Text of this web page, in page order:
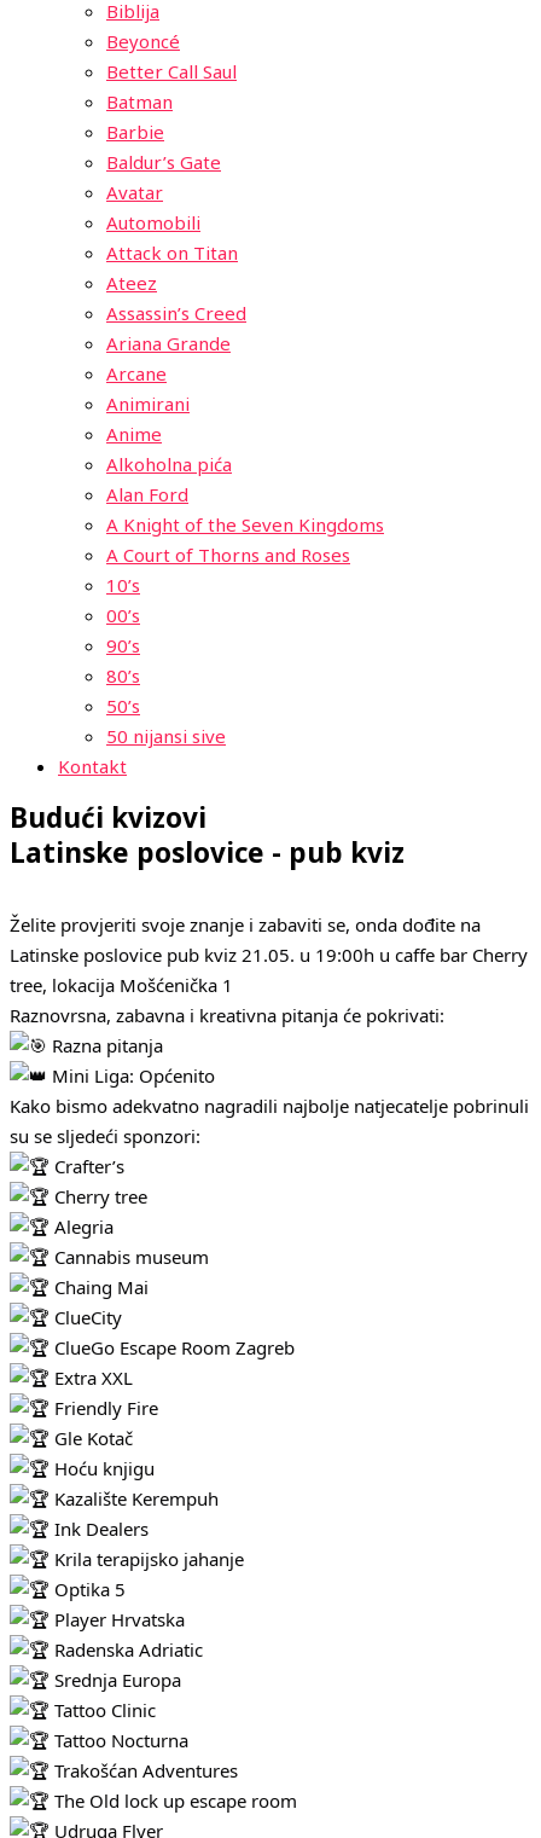
Biblija
Beyoncé
Better Call Saul
Batman
Barbie
Baldur’s Gate
Avatar
Automobili
Attack on Titan
Ateez
Assassin’s Creed
Ariana Grande
Arcane
Animirani
Anime
Alkoholna pića
Alan Ford
A Knight of the Seven Kingdoms
A Court of Thorns and Roses
10’s
00’s
90’s
80’s
50’s
50 nijansi sive
Kontakt
Budući kvizovi
Latinske poslovice - pub kviz
Želite provjeriti svoje znanje i zabaviti se, onda dođite na
Latinske poslovice pub kviz 21.05. u 19:00h u caffe bar Cherry
tree, lokacija Mošćenička 1
Raznovrsna, zabavna i kreativna pitanja će pokrivati:
Razna pitanja
Mini Liga: Općenito
Kako bismo adekvatno nagradili najbolje natjecatelje pobrinuli
su se sljedeći sponzori:
Crafter’s
Cherry tree
Alegria
Cannabis museum
Chaing Mai
ClueCity
ClueGo Escape Room Zagreb
Extra XXL
Friendly Fire
Gle Kotač
Hoću knjigu
Kazalište Kerempuh
Ink Dealers
Krila terapijsko jahanje
Optika 5
Player Hrvatska
Radenska Adriatic
Srednja Europa
Tattoo Clinic
Tattoo Nocturna
Trakošćan Adventures
The Old lock up escape room
Udruga Flyer